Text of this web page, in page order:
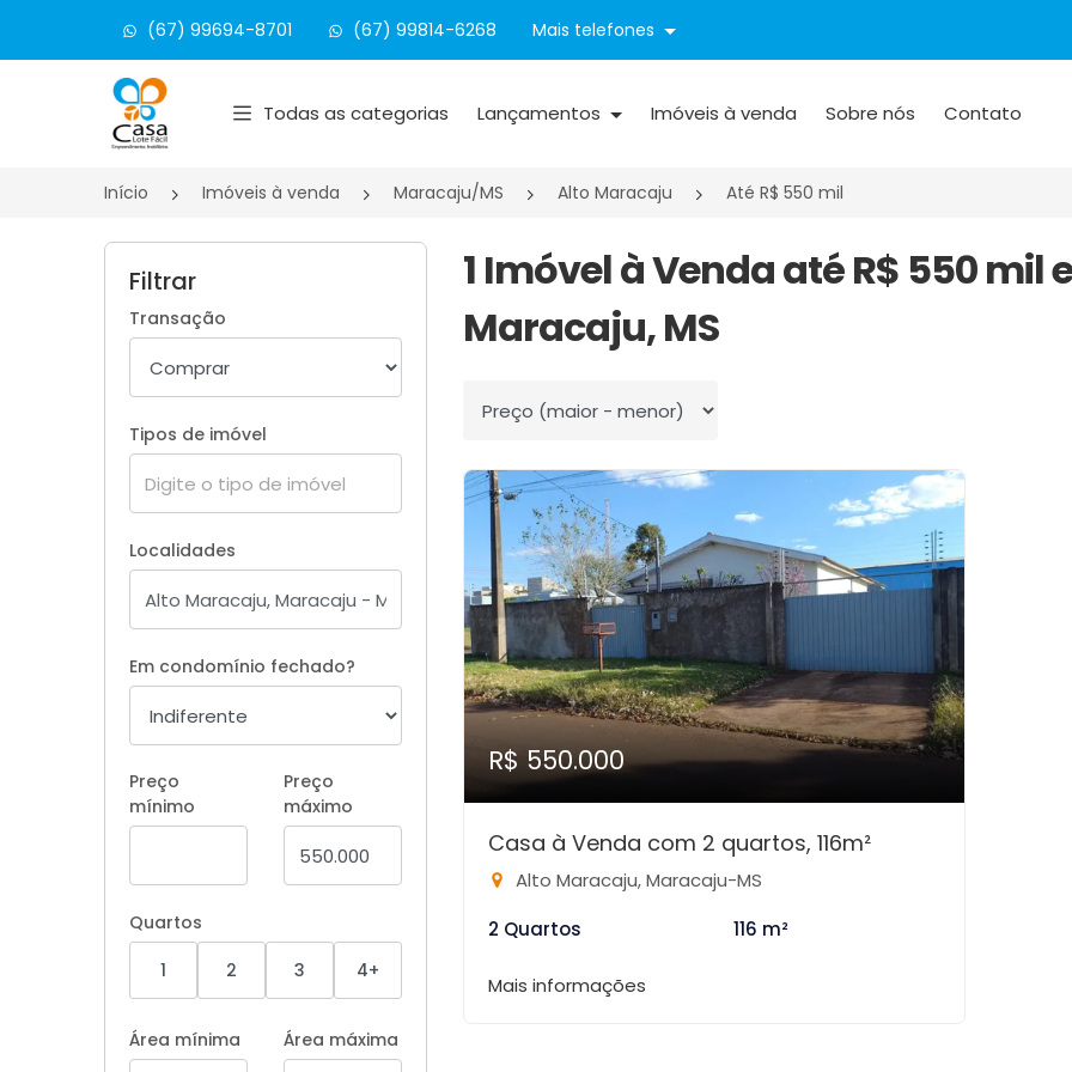
(67) 99694-8701 (67) 99814-6268 Mais telefones
Página inicial
Todas as categorias Lançamentos Imóveis à venda Sobre nós Contato
Início Imóveis à venda Maracaju/MS Alto Maracaju Até R$ 550 mil
Filtrar
Transação
Tipos de imóvel
Localidades
Em condomínio fechado?
Preço
mínimo
Preço
máximo
Quartos
1
2 3 4+
Área mínima Área máxima
1 Imóvel à Venda até R$ 550
Maracaju, MS
Ordenar por
R$ 550.000
Casa à Venda com 2 quartos, 116m²
Alto Maracaju, Maracaju-MS
2 Quartos
116 m²
Mais informações